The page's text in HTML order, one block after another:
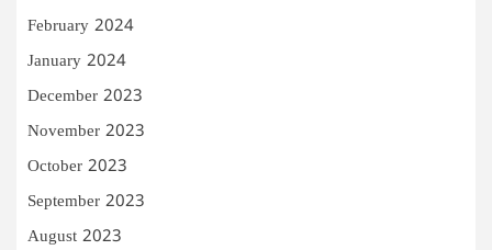
February 2024
January 2024
December 2023
November 2023
October 2023
September 2023
August 2023